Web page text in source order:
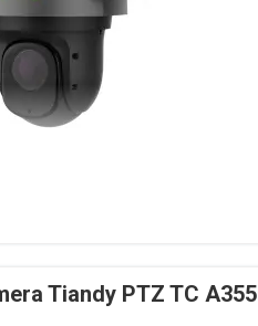
hoạt động tốt trong
Tiandy PTZ TC